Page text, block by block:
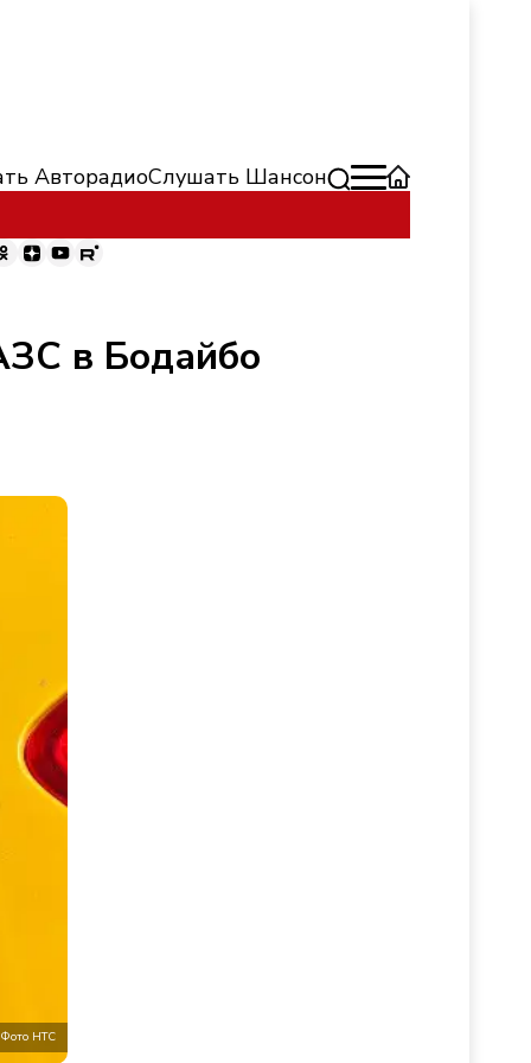
АвторадиоСлушать Шансон
в Бодайбо
Фото НТС